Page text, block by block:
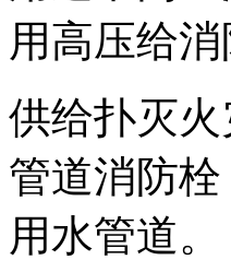
用高压给消
供给扑灭
管道消防
用水管道。